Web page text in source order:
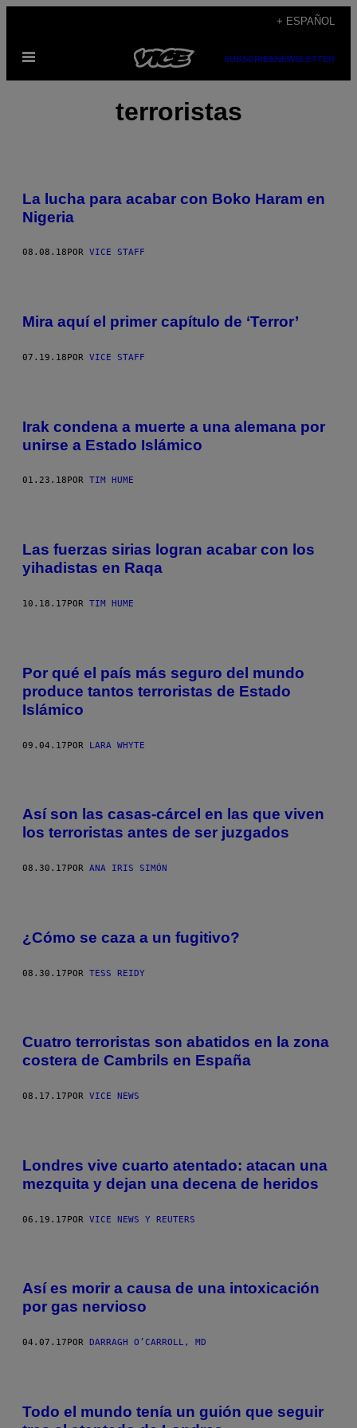
contenido
+ ESPAÑOL
Abrir
SUBSCRIBENEWSLETTER
terroristas
La lucha para acabar con Boko Haram en
Nigeria
08.08.18 POR VICE STAFF
Mira aquí el primer capítulo de ‘Terror’
07.19.18POR VICE STAFF
Irak condena a muerte a una alemana por
unirse a Estado Islámico
01.23.18 POR TIM HUME
Las fuerzas sirias logran acabar con los
yihadistas en Raqa
10.18.17POR TIM HUME
Por qué el país más seguro del mundo
produce tantos terroristas de Estado
Islámico
09.04.17POR LARA WHYTE
Así son las casas-cárcel en las que viven
los terroristas antes de ser juzgados
08.30.17 POR ANA IRIS SIMÓN
¿Cómo se caza a un fugitivo?
08.30.17POR TESS REIDY
Cuatro terroristas son abatidos en la zona
costera de Cambrils en España
08.17.17 POR VICE NEWS
Londres vive cuarto atentado: atacan una
mezquita y dejan una decena de heridos
06.19.17POR VICE NEWS Y REUTERS
Así es morir a causa de una intoxicación
por gas nervioso
04.07.17 POR DARRAGH O’CARROLL, MD
Todo el mundo tenía un guión que seguir